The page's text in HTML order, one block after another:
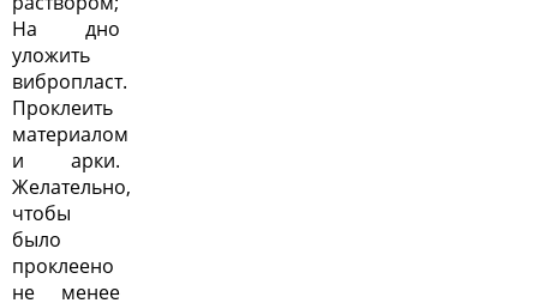
На дно
уложить
вибропласт.
Проклеить
материалом
и арки.
Желательно,
чтобы
было
проклеено
не менее